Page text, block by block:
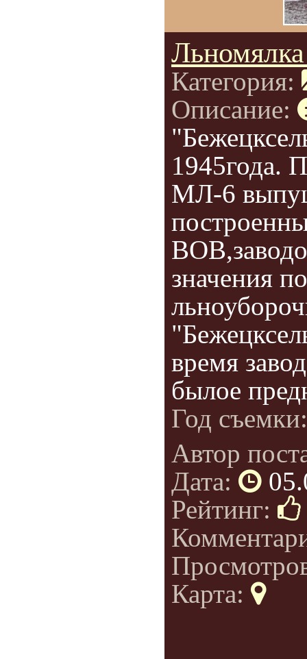
Категория:
Описание:
1945года.
МЛ-6
значения
время
былое
Год
Автор
Дата:
Рейтинг:
Карта: